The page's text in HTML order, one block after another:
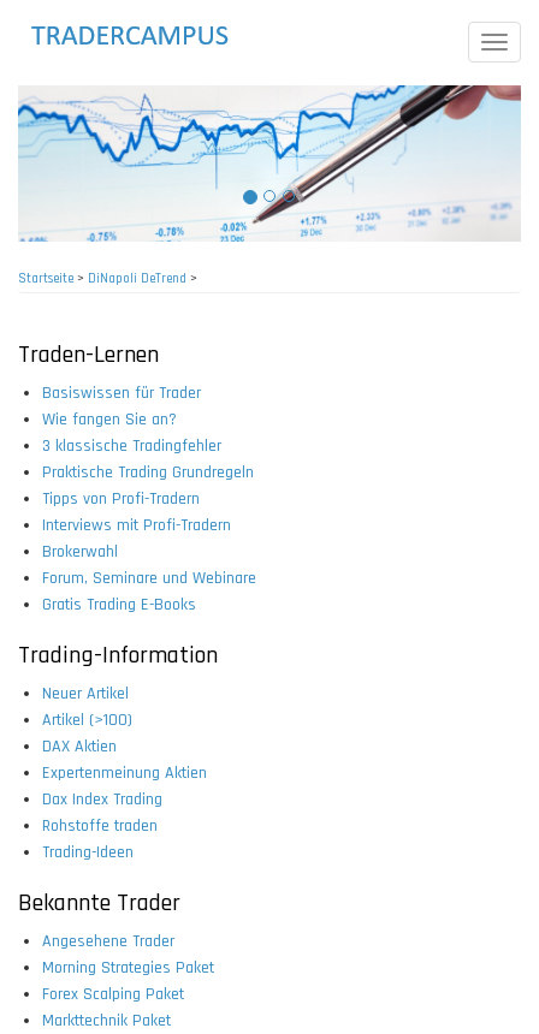
Toggle
Startseite> DiNapoli DeTrend >
Traden-Lernen
Basiswissen für Trader
Wie fangen Sie an?
3 klassische Tradingfehler
Praktische Trading Grundregeln
Tipps von Profi-Tradern
Interviews mit Profi-Tradern
Brokerwahl
Forum, Seminare und Webinare
Gratis Trading E-Books
Trading-Information
Neuer Artikel
Artikel (>100)
DAX Aktien
Expertenmeinung Aktien
Dax Index Trading
Rohstoffe traden
Trading-Ideen
Bekannte Trader
Angesehene Trader
Morning Strategies Paket
Forex Scalping Paket
Markttechnik Paket